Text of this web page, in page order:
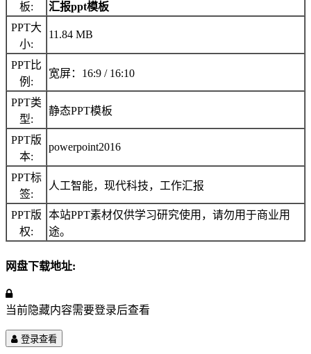
板:
汇报ppt模板
PPT大
小:
11.84 MB
PPT比
例:
宽屏：16:9 / 16:10
PPT类
型:
静态PPT模板
PPT版
本:
powerpoint2016
PPT标
签:
人工智能，现代科技，工作汇报
PPT版
权:
本站PPT素材仅供学习研究使用，请勿用于商业用
途。
网盘下载地址:
当前隐藏内容需要登录后查看
登录查看